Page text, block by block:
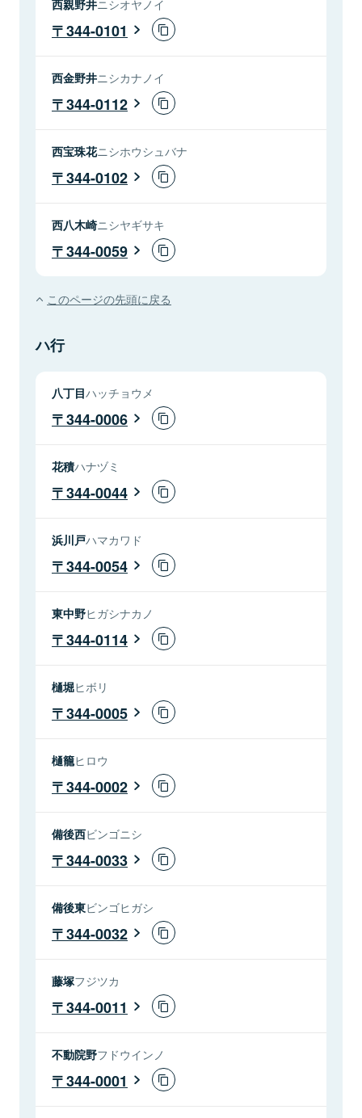
西親野井ニシオヤノイ
344-0101
西金野井ニシカナノイ
344-0112
西宝珠花ニシホウシュバナ
344-0102
西八木崎ニシヤギサキ
344-0059
このページの先頭に戻る
ハ行
八丁目ハッチョウメ
344-0006
花積ハナヅミ
344-0044
浜川戸ハマカワド
344-0054
東中野ヒガシナカノ
344-0114
樋堀ヒボリ
344-0005
樋籠ヒロウ
344-0002
備後西ビンゴニシ
344-0033
備後東ビンゴヒガシ
344-0032
藤塚フジツカ
344-0011
不動院野フドウインノ
344-0001